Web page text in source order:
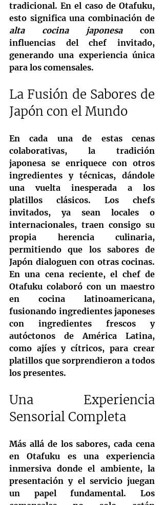
tradicional. En el caso de Otafuku,
alta cocina japonesa con
influencias del chef invitado,
generando una experiencia única
para los comensales.
La Fusión de Sabores de
Japón con el Mundo
En cada una de estas cenas
colaborativas, la tradición
japonesa se enriquece con otros
ingredientes y técnicas, dándole
una vuelta inesperada a los
platillos clásicos. Los chefs
invitados, ya sean locales o
internacionales, traen consigo su
propia herencia culinaria,
permitiendo que los sabores de
Japón dialoguen con otras cocinas.
En una cena reciente, el chef de
Otafuku colaboró con un maestro
en cocina latinoamericana,
fusionando ingredientes japoneses
con ingredientes frescos y
autóctonos de América Latina,
como ajíes y cítricos, para crear
platillos que sorprendieron a todos
los presentes.
Una Experiencia
Sensorial Completa
Más allá de los sabores, cada cena
en Otafuku es una experiencia
inmersiva donde el ambiente, la
presentación y el servicio juegan
un papel fundamental. Los